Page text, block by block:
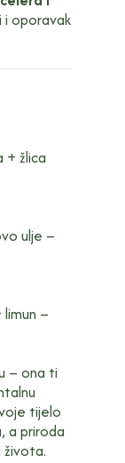
i oporavak
+ žlica
ulje –
–
– ona ti
tijelo
a priroda
života.